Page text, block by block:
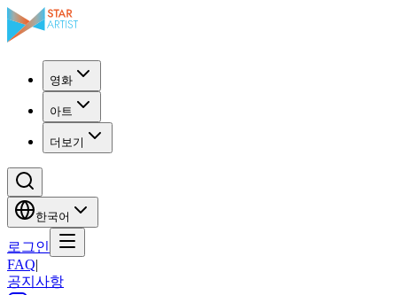
영화
아트
더보기
한국어
로그인
FAQ|
공지사항